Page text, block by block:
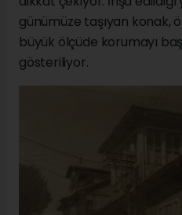
günümüze taşıyan konak,
büyük ölçüde korumayı
gösteriliyor.